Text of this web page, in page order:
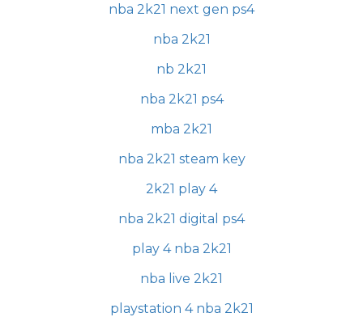
nba 2k21 next gen ps4
nba 2k21
nb 2k21
nba 2k21 ps4
mba 2k21
nba 2k21 steam key
2k21 play 4
nba 2k21 digital ps4
play 4 nba 2k21
nba live 2k21
playstation 4 nba 2k21